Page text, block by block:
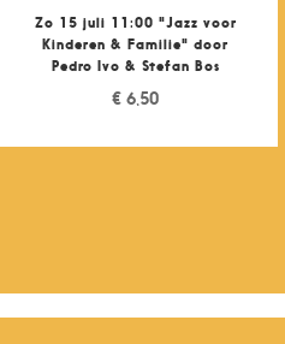
Zo 15 juli 11:00 "Jazz voor
Kinderen & Familie" door
Pedro Ivo & Stefan Bos
€ 6,50